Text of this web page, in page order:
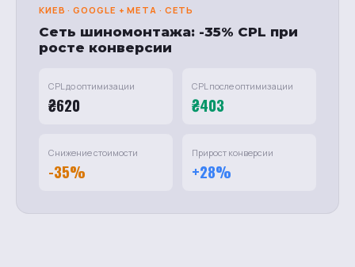
КИЕВ · GOOGLE + META · СЕТЬ
Сеть шиномонтажа: -35% CPL при
росте конверсии
CPL до оптимизации
₴620
CPL после оптимизации
₴403
Снижение стоимости
-35%
Прирост конверсии
+28%